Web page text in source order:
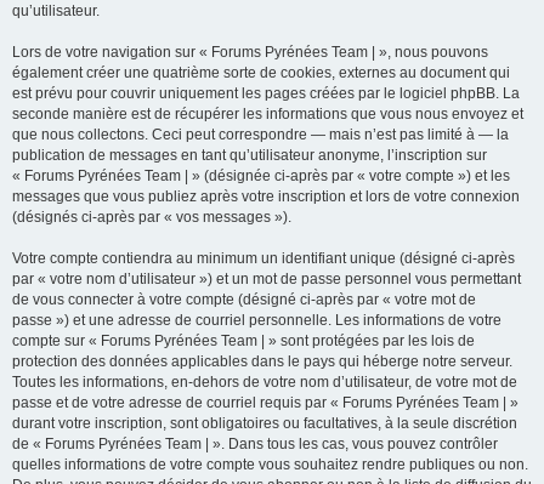
qu’utilisateur.
Lors de votre navigation sur « Forums Pyrénées Team | », nous pouvons
également créer une quatrième sorte de cookies, externes au document qui
est prévu pour couvrir uniquement les pages créées par le logiciel phpBB. La
seconde manière est de récupérer les informations que vous nous envoyez et
que nous collectons. Ceci peut correspondre — mais n’est pas limité à — la
publication de messages en tant qu’utilisateur anonyme, l’inscription sur
« Forums Pyrénées Team | » (désignée ci-après par « votre compte ») et les
messages que vous publiez après votre inscription et lors de votre connexion
(désignés ci-après par « vos messages »).
Votre compte contiendra au minimum un identifiant unique (désigné ci-après
par « votre nom d’utilisateur ») et un mot de passe personnel vous permettant
de vous connecter à votre compte (désigné ci-après par « votre mot de
passe ») et une adresse de courriel personnelle. Les informations de votre
compte sur « Forums Pyrénées Team | » sont protégées par les lois de
protection des données applicables dans le pays qui héberge notre serveur.
Toutes les informations, en-dehors de votre nom d’utilisateur, de votre mot de
passe et de votre adresse de courriel requis par « Forums Pyrénées Team | »
durant votre inscription, sont obligatoires ou facultatives, à la seule discrétion
de « Forums Pyrénées Team | ». Dans tous les cas, vous pouvez contrôler
quelles informations de votre compte vous souhaitez rendre publiques ou non.